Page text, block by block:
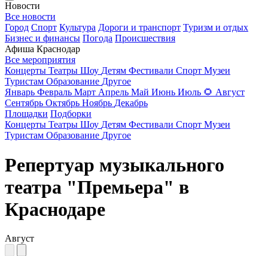
Новости
Все новости
Город Спорт Культура Дороги и транспорт Туризм и отдых
Бизнес и финансы Погода Происшествия
Афиша Краснодар
Все мероприятия
Концерты Театры Шоу Детям Фестивали Спорт Музеи
Туристам Образование Другое
Январь Февраль Март Апрель Май Июнь Июль 🌻 Август
Сентябрь Октябрь Ноябрь Декабрь
Площадки Подборки
Концерты Театры Шоу Детям Фестивали Спорт Музеи
Туристам Образование Другое
Репертуар музыкального
театра "Премьера" в
Краснодаре
Август